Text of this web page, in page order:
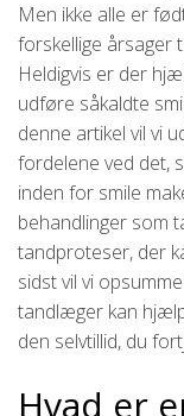
Men ikke alle er
forskellige årsager
Heldigvis er der
udføre såkaldte
denne artikel vil vi
fordelene ved det,
inden for smile
behandlinger som
tandproteser, der
sidst vil vi
tandlæger kan
den selvtillid, du
Hvad er